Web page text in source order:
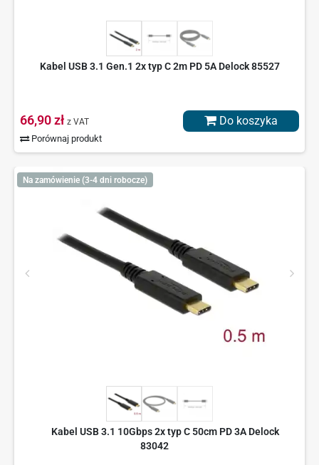
Kabel USB 3.1 Gen.1 2x typ C 2m PD 5A Delock 85527
66,90 zł z VAT
Porównaj produkt
Do koszyka
Na zamówienie (3-4 dni robocze)
Kabel USB 3.1 10Gbps 2x typ C 50cm PD 3A Delock
83042